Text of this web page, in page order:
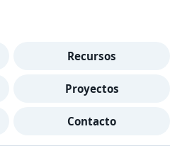
Recursos
Proyectos
Contacto